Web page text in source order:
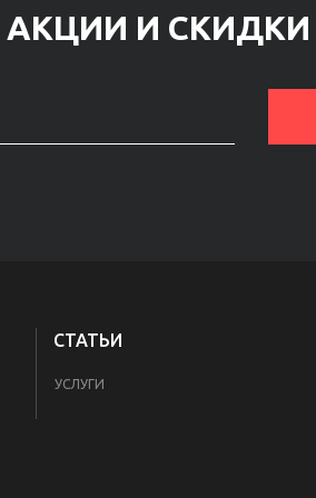
И
СТАТЬИ
УСЛУГИ